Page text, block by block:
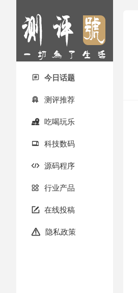
 今日话题
 测评推荐
 吃喝玩乐
 科技数码
 源码程序
 行业产品
 在线投稿
 隐私政策